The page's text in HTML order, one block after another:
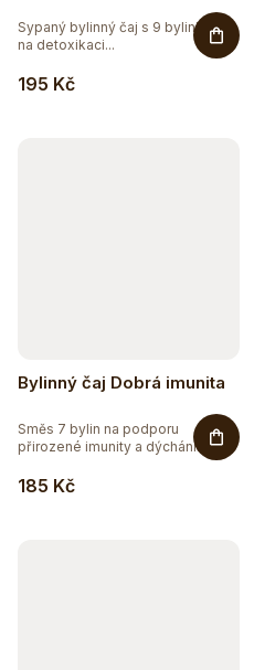
195 Kč
Sypaný bylinný čaj s 9 bylinkami
na detoxikaci...
Bylinný čaj Dobrá imunita
185 Kč
Směs 7 bylin na podporu
přirozené imunity a dýchání.